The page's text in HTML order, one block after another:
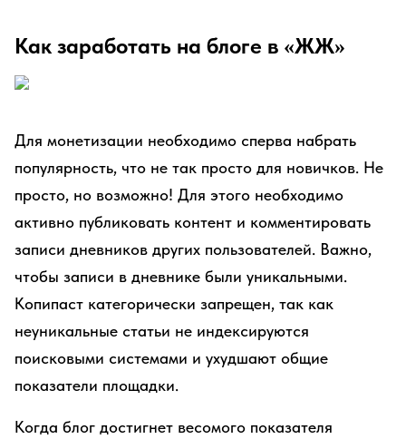
Как заработать на блоге в «ЖЖ»
Для монетизации необходимо сперва набрать
популярность, что не так просто для новичков. Не
просто, но возможно! Для этого необходимо
активно публиковать контент и комментировать
записи дневников других пользователей. Важно,
чтобы записи в дневнике были уникальными.
Копипаст категорически запрещен, так как
неуникальные статьи не индексируются
поисковыми системами и ухудшают общие
показатели площадки.
Когда блог достигнет весомого показателя